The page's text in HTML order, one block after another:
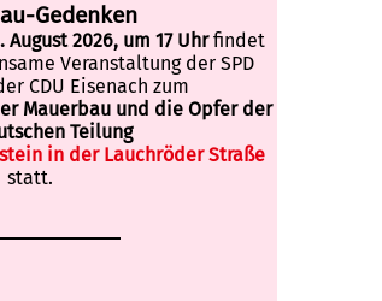
Gedenken
August 2026, um 17 Uhrfindet
Veranstaltung der SPD
CDU Eisenach zum
Mauerbau und die Opfer der
Teilung
in der Lauchröder Straße
statt.